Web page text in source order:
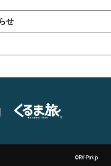
せ
©RV-Park.jp